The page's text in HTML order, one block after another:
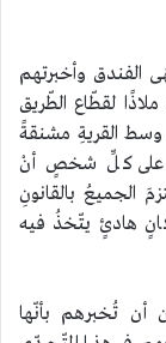
الفندق وأخبرتهم
لقطّاع الطّريق
القريةِ مشنقةً
على كلِّ شخصٍ أنْ
بالقانونِ
هادئٍ يتّخذُ فيه
أن تُخبرهم بأنّها